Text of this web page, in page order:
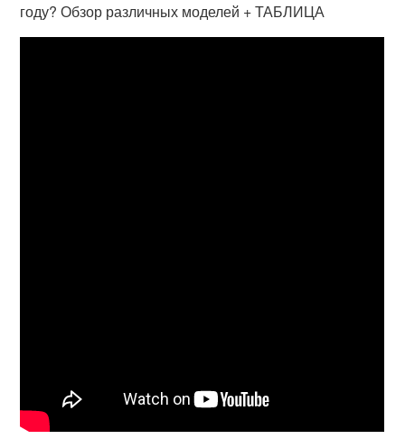
году? Обзор различных моделей + ТАБЛИЦА